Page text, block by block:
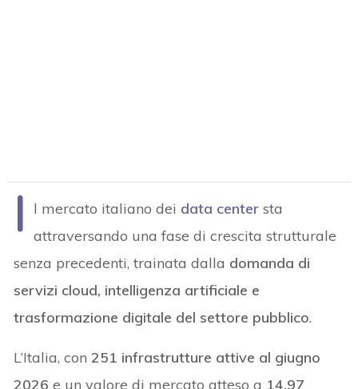
I l mercato italiano dei data center sta
attraversando una fase di crescita strutturale
senza precedenti, trainata dalla domanda di
servizi cloud, intelligenza artificiale e
trasformazione digitale del settore pubblico.
L’Italia, con251 infrastrutture attive al giugno
2026 e un valore di mercato atteso a 14,97